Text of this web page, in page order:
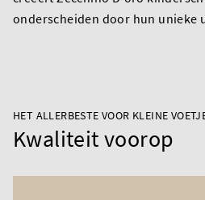
onderscheiden door hun unieke
HET ALLERBESTE VOOR KLEINE
Kwaliteit voorop